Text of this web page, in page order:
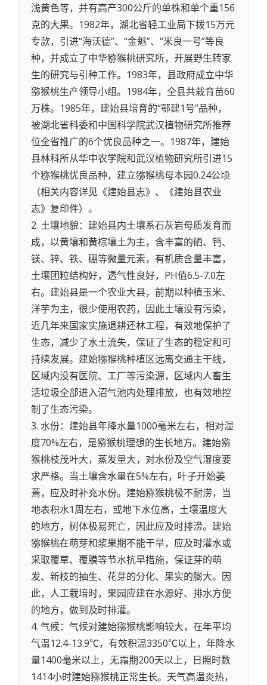
浅黄色等，并有高产300公斤的单株和单个重156
克的大果。1982年，湖北省轻工业局下拨15万元
专款，引进“海沃德”、“金魁”、“米良一号”等良
种，并成立了中华猕猴桃研究所，开展野生转家
生的研究与引种工作。1983年，县政府成立中华
猕猴桃生产领导小组。1984年，全县共栽育苗60
万株。1985年，建始县培育的“鄂建1号”品种，
被湖北省科委和中国科学院武汉植物研究所推荐
位全省推广的6个优良品种之一。1987年，建始
县林科所从华中农学院和武汉植物研究所引进15
个猕猴桃优良品种，建立猕猴桃母本园0.24公顷
（相关内容详见《建始县志》、《建始县农业
志》复印件）。
2. 土壤地貌：建始县内土壤系石灰岩母质发育而
成，以黄壤和黄棕壤土为主，含丰富的硒、钙、
镁、锌、铁、硼等微量元素，有机质含量丰富，
土壤团粒结构好，透气性良好，PH值6.5-7.0左
右。建始县是一个农业大县，前期以种植玉米、
洋芋为主，很少使用农药，因此土壤没有污染，
近几年来国家实施退耕还林工程，有效地保护了
生态，减少了水土流失，保证了生态的稳定和可
持续发展。建始猕猴桃种植区远离交通主干线，
区域内没有医院、工厂等污染源，区域内人畜生
活垃圾全部进入沼气池内处理排放，也有效地控
制了生态污染。
3. 水份：建始县年降水量1000毫米左右，相对湿
度70%左右，是猕猴桃理想的生长地方。建始猕
猴桃枝茂叶大，蒸发量大，对水份及空气湿度要
求严格。当土壤含水量在5%左右，叶子开始萎
蔫，应及时补充水份。建始猕猴桃极不耐涝，当
地表积水1周左右，或地下水位高，土壤温度大
的地方，树体极易死亡，因此应及时排涝。建始
猕猴桃在萌芽和浆果期不能干旱，应及时灌水或
采取覆草、覆膜等节水抗旱措施，保证芽的萌
发、新枝的抽生、花芽的分化、果实的膨大。因
此，人工栽培时，果园应建在水源好、排水方便
的地方，做到及时排灌。
4. 气候：气候对建始猕猴桃影响较大，在年平均
气温12.4-13.9℃，有效积温3350℃以上，年降水
量1400毫米以上，无霜期200天以上，日照时数
1414小时建始猕猴桃正常生长。天气高温炎热，